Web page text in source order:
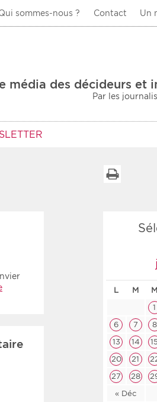
sommes-nous ? Contact Un
média des décideurs et
Par les
Choisir une date de fin
Tri
Inversé
L M M
« Déc
1
6
7 8
13
14 15
20
21
27
28